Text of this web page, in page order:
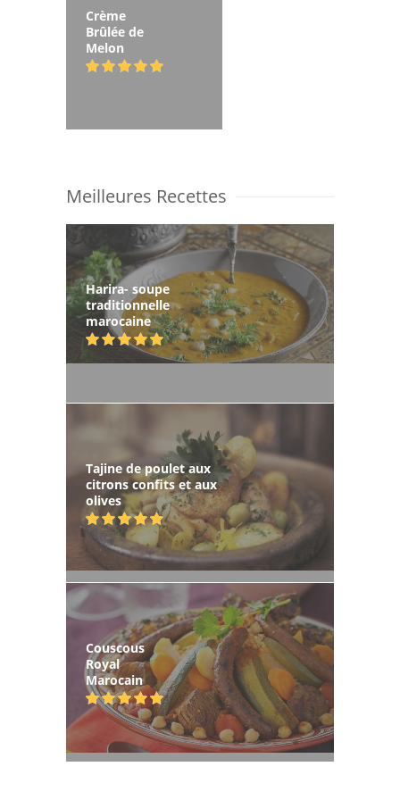
Crème
Brûlée de
Melon
Meilleures Recettes
Harira- soupe
traditionnelle
marocaine
Tajine de poulet aux
citrons confits et aux
olives
Couscous
Royal
Marocain